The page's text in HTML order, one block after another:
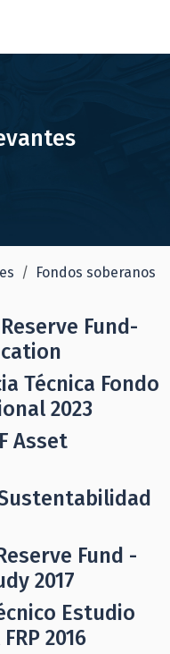
Fondos soberanos
Fund-
Técnica Fondo
2023
Asset
Fund -
2017
Estudio
2016